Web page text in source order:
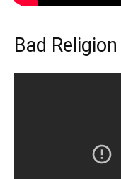
Bad